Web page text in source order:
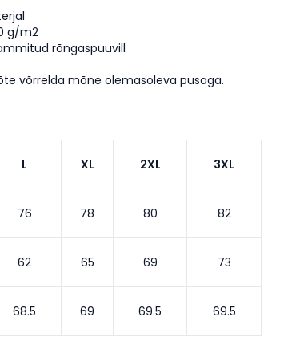
g/m2
rõngaspuuvill
võrrelda mõne olemasoleva pusaga.
L XL 2XL 3XL
76 78 80 82
62 65 69 73
68.5 69 69.5 69.5